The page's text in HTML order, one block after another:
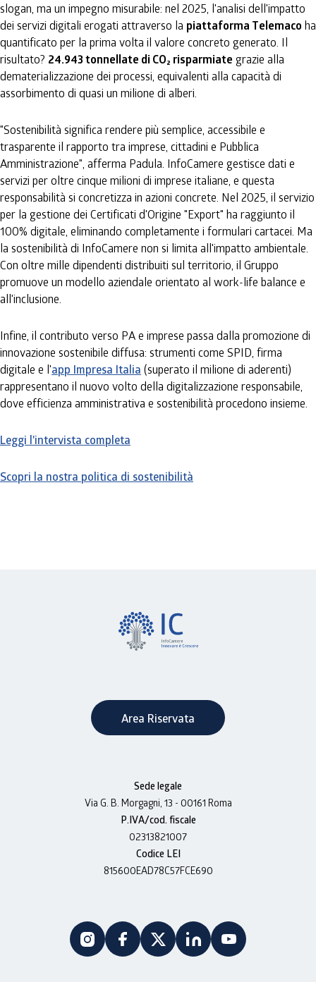
slogan, ma un impegno misurabile: nel 2025, l'analisi dell'impatto
dei servizi digitali erogati attraverso la piattaforma Telemaco ha
quantificato per la prima volta il valore concreto generato. Il
risultato? 24.943 tonnellate di CO₂ risparmiate grazie alla
dematerializzazione dei processi, equivalenti alla capacità di
assorbimento di quasi un milione di alberi.
"Sostenibilità significa rendere più semplice, accessibile e
trasparente il rapporto tra imprese, cittadini e Pubblica
Amministrazione", afferma Padula. InfoCamere gestisce dati e
servizi per oltre cinque milioni di imprese italiane, e questa
responsabilità si concretizza in azioni concrete. Nel 2025, il servizio
per la gestione dei Certificati d'Origine "Export" ha raggiunto il
100% digitale, eliminando completamente i formulari cartacei. Ma
la sostenibilità di InfoCamere non si limita all'impatto ambientale.
Con oltre mille dipendenti distribuiti sul territorio, il Gruppo
promuove un modello aziendale orientato al work-life balance e
all'inclusione.
Infine, il contributo verso PA e imprese passa dalla promozione di
innovazione sostenibile diffusa: strumenti come SPID, firma
digitale e l'app Impresa Italia (superato il milione di aderenti)
rappresentano il nuovo volto della digitalizzazione responsabile,
dove efficienza amministrativa e sostenibilità procedono insieme.
Leggi l'intervista completa
Scopri la nostra politica di sostenibilità
Area Riservata
Sede legale
Via G. B. Morgagni, 13 - 00161 Roma
P.IVA/cod. fiscale
02313821007
Codice LEI
815600EAD78C57FCE690